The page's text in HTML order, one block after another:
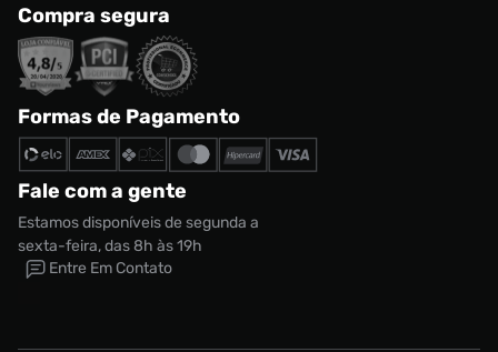
Compra segura
Formas de Pagamento
Fale com a gente
Estamos disponíveis de segunda a
sexta-feira, das 8h às 19h
Entre Em Contato